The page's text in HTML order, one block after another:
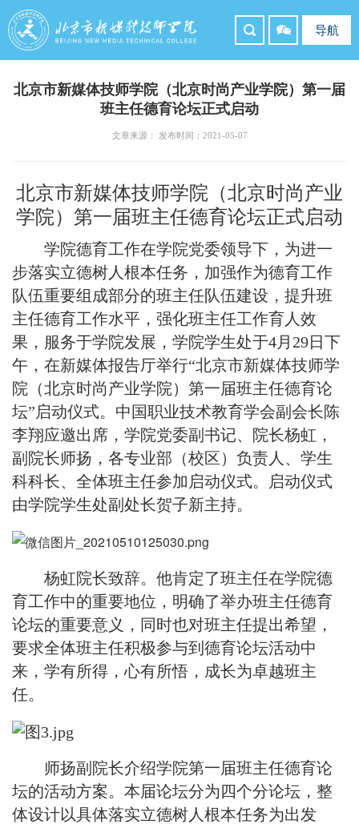
导航
北京市新媒体技师学院（北京时尚产业学院）第一届
班主任德育论坛正式启动
文章来源： 发布时间：2021-05-07
北京市新媒体技师学院 （北京时尚产业
学院） 第一届班主任德育论坛正式启动
学院德育工作在学院党委领导下，为进一
步落实立德树人根本任务，加强作为德育工作
队伍重要组成部分的班主任队伍建设，提升班
主任德育工作水平，强化班主任工作育人效
果，服务于学院发展 ， 学院学生处于4月29日下
午，在新媒体报告厅举行“北京市新媒体技师学
院 （北京时尚产业学院） 第一届班主任德育论
坛”启动仪式。中国职业技术教育学会副会长陈
李翔应邀出席，学院党委副书记、院长杨虹，
副院长师扬，各专业部（校区）负责人、学生
科科长、全体班主任参加启动仪式。启动仪式
由学院学生处副处长贺子新主持。
杨虹院长致辞。他肯定了班主任在学院德
育工作中的重要地位，明确了举办班主任德育
论坛的重要意义，同时也对班主任提出希望，
要求全体班主任积极参与到德育论坛活动中
来，学有所得，心有所悟，成长为卓越班主
任。
师扬副院长介绍学院第一届班主任德育论
坛的活动方案。本届论坛分为四个分论坛，整
体设计以具体落实立德树人根本任务为出发